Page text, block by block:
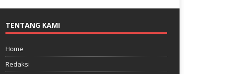
TENTANG KAMI
Home
Redaksi